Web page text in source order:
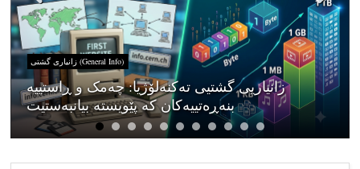
زانیاری گشتی (General Info)
زانیاریی گشتیی تەکنەلۆژیا: چەمک و ڕاستییە
بنەڕەتییەکان کە پێویستە بیانبەستیت